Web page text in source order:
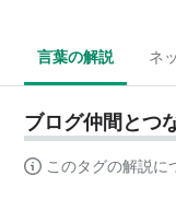
言葉の解説 ネ
ブログ仲間とつ
このタグの解説に